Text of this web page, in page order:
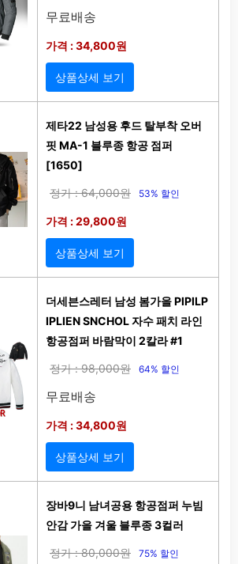
무료배송
가격 : 34,800원
상품상세 보기
제타22 남성용 후드 탈부착 오버
핏 MA-1 블루종 항공 점퍼
[1650]
정가 : 64,000원 53% 할인
가격 : 29,800원
상품상세 보기
더세븐스레터 남성 봄가을 PIPILP
IPLIEN SNCHOL 자수 패치 라인
항공점퍼 바람막이 2칼라 #1
정가 : 98,000원 64% 할인
무료배송
가격 : 34,800원
상품상세 보기
장바9니 남녀공용 항공점퍼 누빔
안감 가을 겨울 블루종 3컬러
정가 : 80,000원 75% 할인